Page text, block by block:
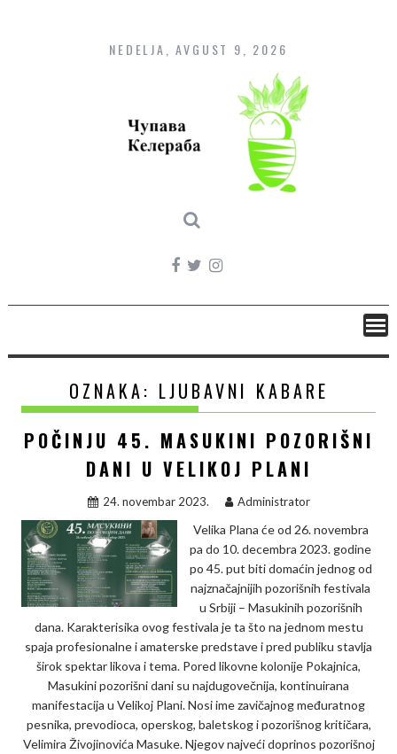
content
NEDELJA, AVGUST 9, 2026
OZNAKA: LJUBAVNI KABARE
POČINJU 45. MASUKINI POZORIŠNI
DANI U VELIKOJ PLANI
24. novembar 2023. Administrator
Velika Plana će od 26. novembra
pa do 10. decembra 2023. godine
po 45. put biti domaćin jednog od
najznačajnijih pozorišnih festivala
u Srbiji – Masukinih pozorišnih
dana. Karakterisika ovog festivala je ta što na jednom mestu
spaja profesionalne i amaterske predstave i pred publiku stavlja
širok spektar likova i tema. Pored likovne kolonije Pokajnica,
Masukini pozorišni dani su najdugovečnija, kontinuirana
manifestacija u Velikoj Plani. Nosi ime zavičajnog međuratnog
pesnika, prevodioca, operskog, baletskog i pozorišnog kritičara,
Velimira Živojinovića Masuke. Njegov najveći doprinos pozorišnoj